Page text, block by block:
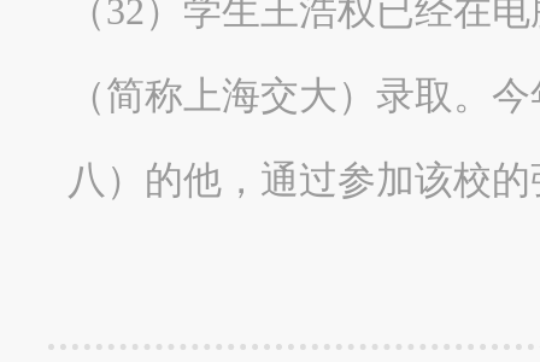
（32）学生王浩权已经在
（简称上海交大）录取。
八）的他，通过参加该校